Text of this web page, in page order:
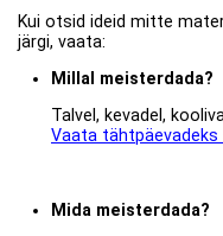
Kui otsid ideid mitte
järgi, vaata:
Millal meisterdada?
Talvel, kevadel,
Vaata
Mida meisterdada?